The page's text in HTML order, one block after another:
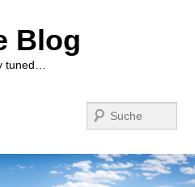
Blog
tuned…